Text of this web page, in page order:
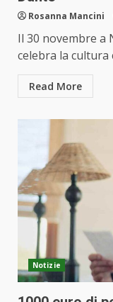
Rosanna Mancini
Il 30 novembre a
celebra la cultura
Read More
Notizie